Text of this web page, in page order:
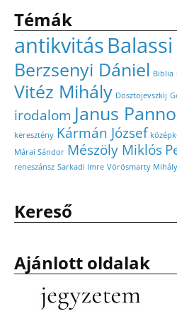
Témák
antikvitás
Berzsenyi Dániel Biblia
Vitéz Mihály Dosztojevszkij
irodalom Janus
keresztény Kármán József
Márai Sándor Mészöly Miklós
reneszánsz Sarkadi Imre Vörösmarty Mihály
Kereső
Ajánlott oldalak